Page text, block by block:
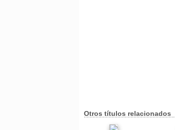
Otros títulos relacionados